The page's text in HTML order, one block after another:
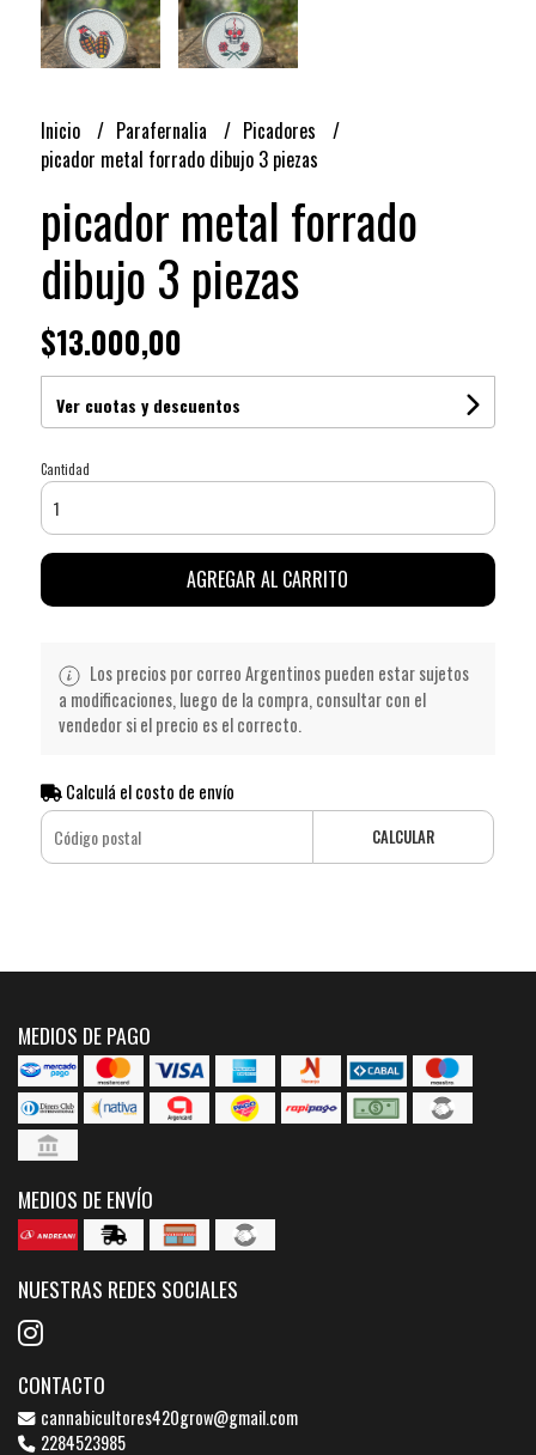
Inicio Parafernalia
Picadores
picador metal forrado dibujo 3 piezas
picador metal forrado
dibujo 3 piezas
$13.000,00
Ver cuotas y descuentos
Cantidad
AGREGAR AL CARRITO
Los precios por correo Argentinos pueden estar sujetos
a modificaciones, luego de la compra, consultar con el
vendedor si el precio es el correcto.
Calculá el costo de envío
CALCULAR
MEDIOS DE PAGO
MEDIOS DE ENVÍO
NUESTRAS REDES SOCIALES
CONTACTO
cannabicultores420grow@gmail.com
2284523985